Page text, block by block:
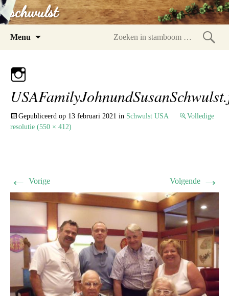
schwulst
Menu
Gepubliceerd op 13 februari 2021 in Schwulst USA
Volledige
resolutie (550 × 412)
← Vorige Volgende →